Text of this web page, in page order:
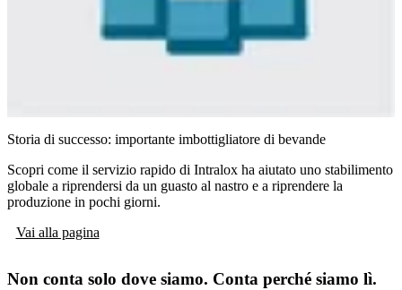
Storia di successo: importante imbottigliatore di bevande
Scopri come il servizio rapido di Intralox ha aiutato uno stabilimento
globale a riprendersi da un guasto al nastro e a riprendere la
produzione in pochi giorni.
Vai alla pagina
Non conta solo dove siamo. Conta perché siamo lì.